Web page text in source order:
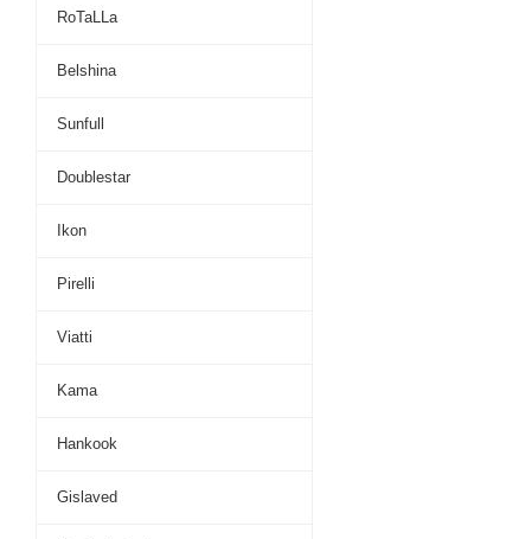
RoTaLLa
Belshina
Sunfull
Doublestar
Ikon
Pirelli
Viatti
Kama
Hankook
Gislaved